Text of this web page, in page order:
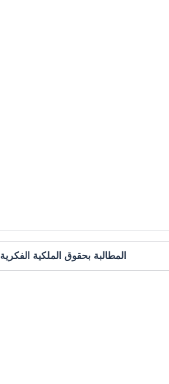
المطالبة بحقوق الملكية الفكرية